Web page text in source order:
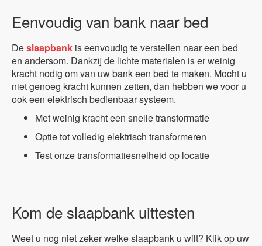
Eenvoudig van bank naar bed
Deslaapbank is eenvoudig te verstellen naar een bed
en andersom. Dankzij de lichte materialen is er weinig
kracht nodig om van uw bank een bed te maken. Mocht u
niet genoeg kracht kunnen zetten, dan hebben we voor u
ook een elektrisch bedienbaar systeem.
Met weinig kracht een snelle transformatie
Optie tot volledig elektrisch transformeren
Test onze transformatiesnelheid op locatie
Kom de slaapbank uittesten
Weet u nog niet zeker welke slaapbank u wilt? Klik op uw